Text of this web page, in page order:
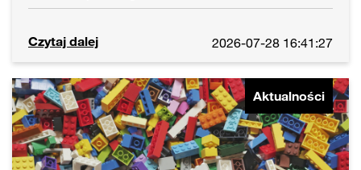
Czytaj dalej 2026-07-28 16:41:27
Aktualności